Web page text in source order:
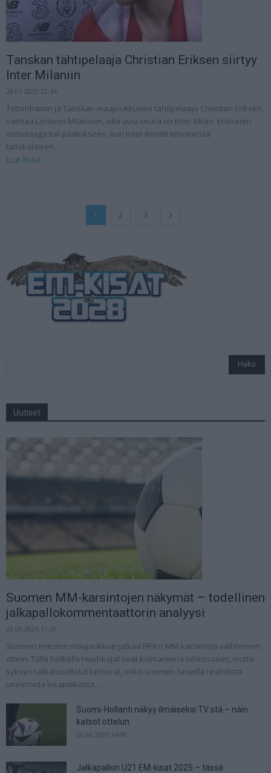
Tanskan tähtipelaaja Christian Eriksen siirtyy
Inter Milaniin
28.01.2020 22:44
Tottenhamin ja Tanskan maajoukkueen tähtipelaaja Christian Eriksen
vaihtaa Lontoon Milanoon, sillä uusi seura on Inter Milan. Eriksenin
siirtosaaga tuli päätökseen, kun Inter ilmoitti tehneensä
tanskalaisen...
Lue lisää
1 2 3
Uutiset
Suomen MM-karsintojen näkymät – todellinen
jalkapallokommentaattorin analyysi
22.09.2025 11:20
Suomen miesten maajoukkue jatkaa FIFA:n MM-karsintoja vaihtelevin
ottein. Tällä hetkellä Huuhkajat ovat kolmantena lohkossaan, mutta
syksyn ratkaisuottelut kertovat, onko suomen faneilla realistista
unelmoida kisapaikasta....
Suomi-Hollanti näkyy ilmaiseksi TV:stä – näin
katsot ottelun
06.06.2025 14:00
Jalkapallon U21 EM-kisat 2025 – tässä